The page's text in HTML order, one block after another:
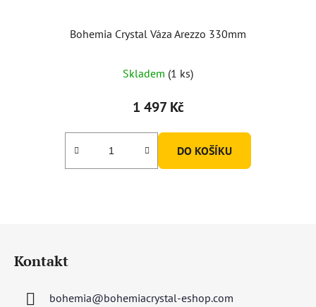
Bohemia Crystal Váza Arezzo 330mm
hodnocení
produktu
5,0
Skladem (1 ks)
1 497 Kč
DO KOŠÍKU
Kontakt
bohemia@bohemiacrystal-eshop.com